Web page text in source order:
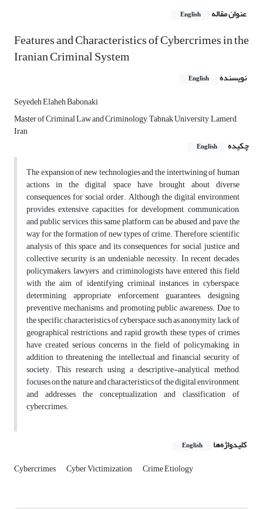
عنوان مقاله English
Features and Characteristics of Cybercrimes in the
Iranian Criminal System
نویسنده English
Seyedeh Elaheh Babonaki
Master of Criminal Law and Criminology, Tabnak University, Lamerd,
Iran
چکیده
English
The expansion of new technologies and the intertwining of human
actions in the digital space have brought about diverse
consequences for social order. Although the digital environment
provides extensive capacities for development, communication,
and public services, this same platform can be abused and pave the
way for the formation of new types of crime. Therefore, scientific
analysis of this space and its consequences for social justice and
collective security is an undeniable necessity. In recent decades,
policymakers, lawyers, and criminologists have entered this field
with the aim of identifying criminal instances in cyberspace,
determining appropriate enforcement guarantees, designing
preventive mechanisms, and promoting public awareness. Due to
the specific characteristics of cyberspace, such as anonymity, lack of
geographical restrictions, and rapid growth, these types of crimes
have created serious concerns in the field of policymaking, in
addition to threatening the intellectual and financial security of
society. This research, using a descriptive-analytical method,
focuses on the nature and characteristics of the digital environment,
and addresses the conceptualization and classification of
cybercrimes.
کلیدواژه‌ها English
Cybercrimes Cyber Victimization Crime Etiology